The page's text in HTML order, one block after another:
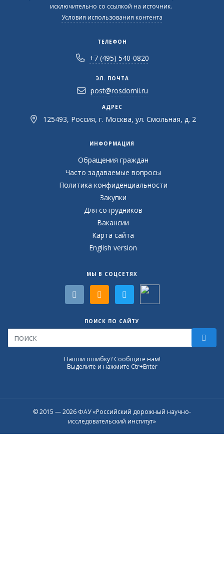
исключительно со ссылкой на источник.
Условия использования контента
ТЕЛЕФОН
+7 (495) 540-0820
ЭЛ. ПОЧТА
post@rosdornii.ru
АДРЕС
125493, Россия, г. Москва, ул. Смольная, д. 2
ИНФОРМАЦИЯ
Обращения граждан
Часто задаваемые вопросы
Политика конфиденциальности
Закупки
Для сотрудников
Вакансии
Карта сайта
English version
МЫ В СОЦСЕТЯХ
ПОИСК ПО САЙТУ
Нашли ошибку? Сообщите нам!
Выделите и нажмите Ctr+Enter
© 2015 — 2026 ФАУ «Российский дорожный научно-
исследовательский институт»